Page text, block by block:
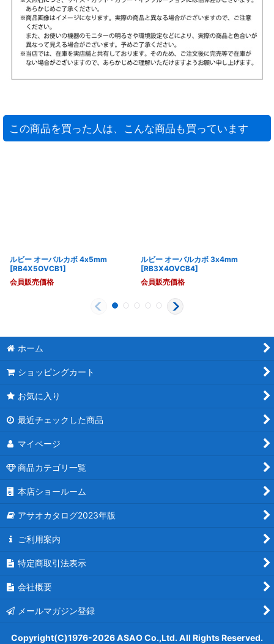
この商品を買った人は、こんな商品も買っています
ルビー オーバルカボ 4x5mm
[RB4X5OVCB1]
会員販売価格
ルビー オーバルカボ 3x4mm
[RB3X4OVCB4]
会員販売価格
ホーム
ショッピングカート
お気に入り
最近チェックした商品
マイページ
商品カテゴリ一覧
本店ショールーム
アサオカタログ2023年版
ご利用案内
特定商取引法表示
会社概要
メールマガジン登録
Copyright(C)1976-2026 ASAO Co.,Ltd. All Rights Reserved.